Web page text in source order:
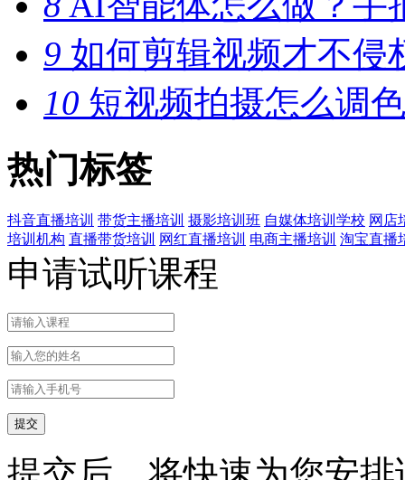
9 如何剪辑视频才不侵
10 短视频拍摄怎么调
热门标签
抖音直播培训 带货主播培训 摄影培训班 自媒体培训学校 网店
培训机构 直播带货培训 网红直播培训 电商主播培训 淘宝直播
申请试听课程